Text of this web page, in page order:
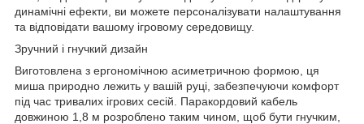
динамічні ефекти, ви можете персоналізувати налаштування
та відповідати вашому ігровому середовищу.
Зручний і гнучкий дизайн
Виготовлена ​​з ергономічною асиметричною формою, ця
миша природно лежить у вашій руці, забезпечуючи комфорт
під час тривалих ігрових сесій. Паракордовий кабель
довжиною 1,8 м розроблено таким чином, щоб бути гнучким,